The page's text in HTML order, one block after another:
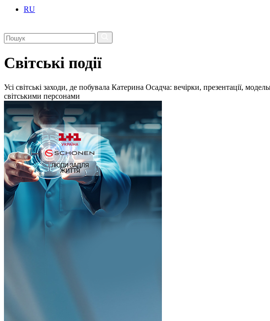
RU
Світські події
Усі світські заходи, де побувала Катерина Осадча: вечірки, презентації,
світськими персонами